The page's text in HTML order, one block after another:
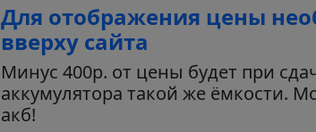
Для отображения цены
вверху сайта
Минус 400р. от цены будет при
аккумулятора такой же ёмкости.
акб!